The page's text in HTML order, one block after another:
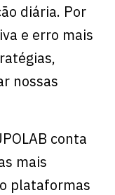
diária. Por
e erro mais
nossas
conta
mais
plataformas